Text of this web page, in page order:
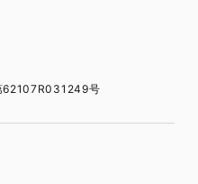
62107R031249号